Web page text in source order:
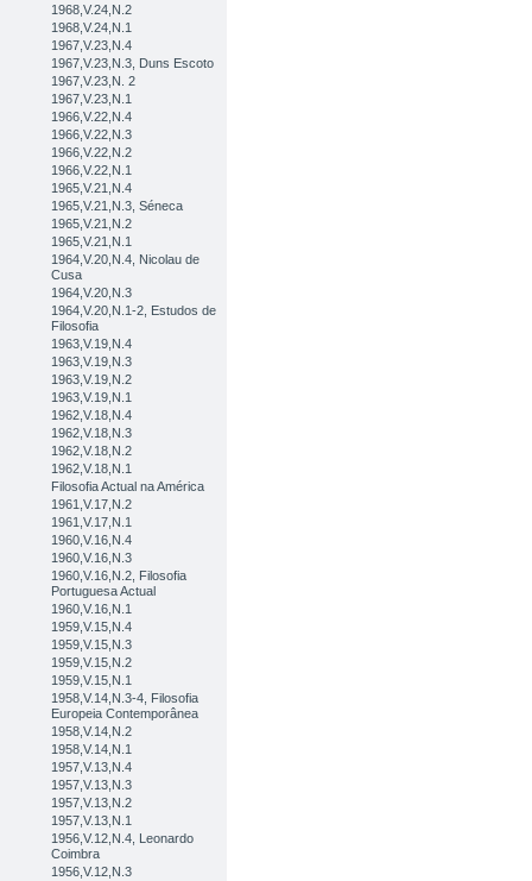
1968,V.24,N.2
1968,V.24,N.1
1967,V.23,N.4
1967,V.23,N.3, Duns Escoto
1967,V.23,N. 2
1967,V.23,N.1
1966,V.22,N.4
1966,V.22,N.3
1966,V.22,N.2
1966,V.22,N.1
1965,V.21,N.4
1965,V.21,N.3, Séneca
1965,V.21,N.2
1965,V.21,N.1
1964,V.20,N.4, Nicolau de
Cusa
1964,V.20,N.3
1964,V.20,N.1-2, Estudos de
Filosofia
1963,V.19,N.4
1963,V.19,N.3
1963,V.19,N.2
1963,V.19,N.1
1962,V.18,N.4
1962,V.18,N.3
1962,V.18,N.2
1962,V.18,N.1
Filosofia Actual na América
1961,V.17,N.2
1961,V.17,N.1
1960,V.16,N.4
1960,V.16,N.3
1960,V.16,N.2, Filosofia
Portuguesa Actual
1960,V.16,N.1
1959,V.15,N.4
1959,V.15,N.3
1959,V.15,N.2
1959,V.15,N.1
1958,V.14,N.3-4, Filosofia
Europeia Contemporânea
1958,V.14,N.2
1958,V.14,N.1
1957,V.13,N.4
1957,V.13,N.3
1957,V.13,N.2
1957,V.13,N.1
1956,V.12,N.4, Leonardo
Coimbra
1956,V.12,N.3